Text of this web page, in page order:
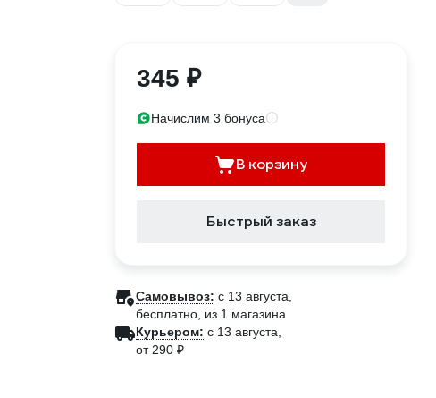
345 ₽
Начислим 3 бонуса
В корзину
Быстрый заказ
Самовывоз: c 13 августа,
бесплатно , из 1 магазина
Курьером: c 13 августа,
от 290 ₽